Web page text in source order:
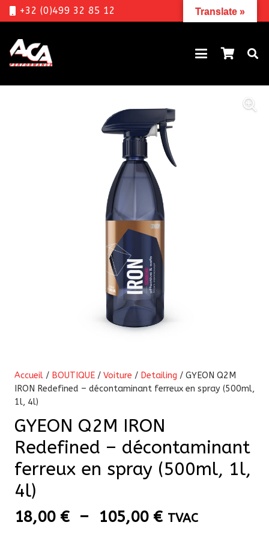
+32 (0)499 32 85 12
Accueil / BOUTIQUE / Voiture / Detailing / GYEON Q2M
IRON Redefined – décontaminant ferreux en spray (500ml,
1l, 4l)
GYEON Q2M IRON
Redefined – décontaminant
ferreux en spray (500ml, 1l,
4l)
18,00 € – 105,00 €Plage
TVAC
Translate »